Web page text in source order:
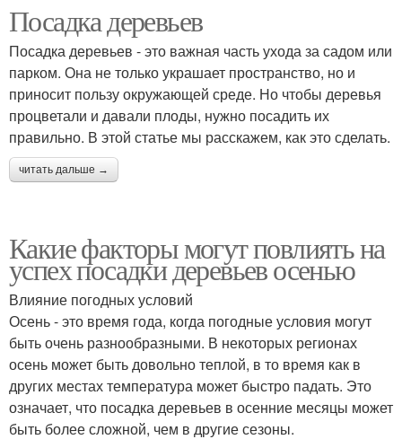
Посадка деревьев
Посадка деревьев - это важная часть ухода за садом или
парком. Она не только украшает пространство, но и
приносит пользу окружающей среде. Но чтобы деревья
процветали и давали плоды, нужно посадить их
правильно. В этой статье мы расскажем, как это сделать.
читать дальше →
Какие факторы могут повлиять на
успех посадки деревьев осенью
Влияние погодных условий
Осень - это время года, когда погодные условия могут
быть очень разнообразными. В некоторых регионах
осень может быть довольно теплой, в то время как в
других местах температура может быстро падать. Это
означает, что посадка деревьев в осенние месяцы может
быть более сложной, чем в другие сезоны.